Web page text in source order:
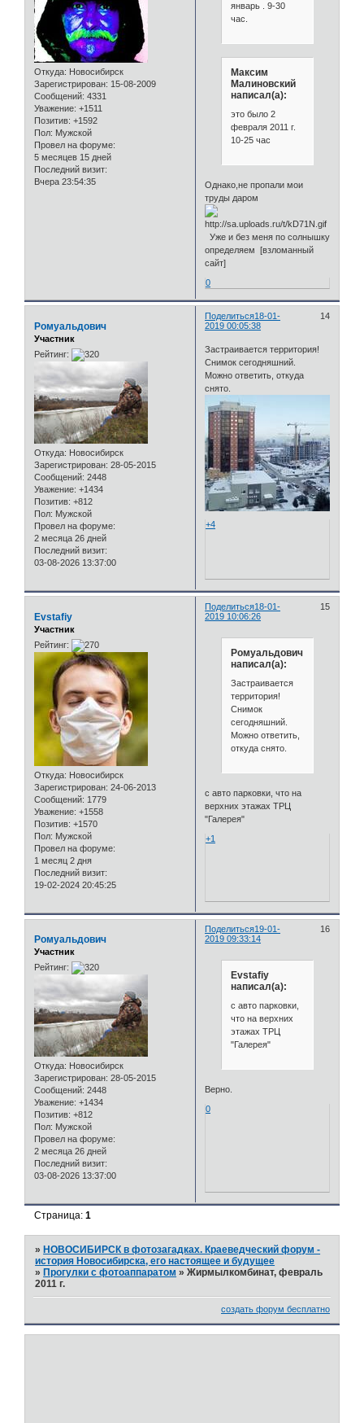
Откуда: Новосибирск
Зарегистрирован: 15-08-2009
Сообщений: 4331
Уважение: +1511
Позитив: +1592
Пол: Мужской
Провел на форуме:
5 месяцев 15 дней
Последний визит:
Вчера 23:54:35
январь . 9-30
час.
Максим
Малиновский
написал(а):
это было 2
февраля 2011 г.
10-25 час
Однако,не пропали мои
труды даром
Уже и без меня по солнышку
определяем [взломанный
сайт]
0
Поделиться 14
18-01-
2019 00:05:38
Ромуальдович
Участник
Рейтинг:
Откуда: Новосибирск
Зарегистрирован: 28-05-2015
Сообщений: 2448
Уважение: +1434
Позитив: +812
Пол: Мужской
Провел на форуме:
2 месяца 26 дней
Последний визит:
03-08-2026 13:37:00
Застраивается территория!
Снимок сегодняшний.
Можно ответить, откуда
снято.
+4
Поделиться 15
18-01-
2019 10:06:26
Evstafiy
Участник
Рейтинг:
Откуда: Новосибирск
Зарегистрирован: 24-06-2013
Сообщений: 1779
Уважение: +1558
Позитив: +1570
Пол: Мужской
Провел на форуме:
1 месяц 2 дня
Последний визит:
19-02-2024 20:45:25
Ромуальдович
написал(а):
Застраивается
территория!
Снимок
сегодняшний.
Можно ответить,
откуда снято.
с авто парковки, что на
верхних этажах ТРЦ
"Галерея"
+1
Поделиться 16
19-01-
2019 09:33:14
Ромуальдович
Участник
Рейтинг:
Откуда: Новосибирск
Зарегистрирован: 28-05-2015
Сообщений: 2448
Уважение: +1434
Позитив: +812
Пол: Мужской
Провел на форуме:
2 месяца 26 дней
Последний визит:
03-08-2026 13:37:00
Evstafiy
написал(а):
с авто парковки,
что на верхних
этажах ТРЦ
"Галерея"
Верно.
0
Страница:1
» НОВОСИБИРСК в фотозагадках. Краеведческий форум -
история Новосибирска, его настоящее и будущее
» Прогулки с фотоаппаратом »Жирмылкомбинат, февраль
2011 г.
создать форум бесплатно